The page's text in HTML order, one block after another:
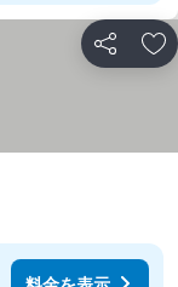
シェア お